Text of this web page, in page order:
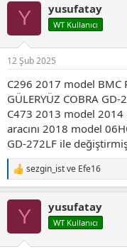
:
Y yusufatay
WT Kullanıcı
12 Şub 2025
C296 2017 model BMC
GÜLERYÜZ COBRA
C473 2013 model 2014
aracını 2018 model
GD-272LF ile
T
e
sezgin_istve Efe16
Y yusufatay
WT Kullanıcı